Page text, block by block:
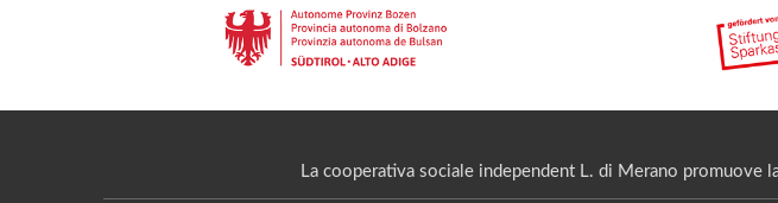
La cooperativa sociale independent L. di Merano